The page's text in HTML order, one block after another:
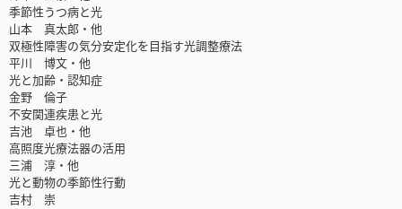
季節性うつ病と光
山本 真太郎・他
双極性障害の気分安定化を目指す光調整療法
平川 博文・他
光と加齢・認知症
金野 倫子
不安関連疾患と光
吉池 卓也・他
高照度光療法器の活用
三浦 淳・他
光と動物の季節性行動
吉村 崇